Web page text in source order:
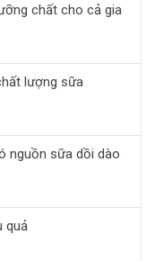
chất cho cả gia
lượng sữa
nguồn sữa dồi dào
quả